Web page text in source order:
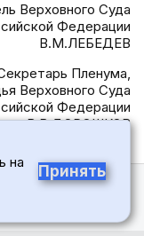
Верховного Суда
Федерации
В.М.ЛЕБЕДЕВ
Пленума,
Верховного Суда
Федерации
В.В.ДОРОШКОВ
на
Принять